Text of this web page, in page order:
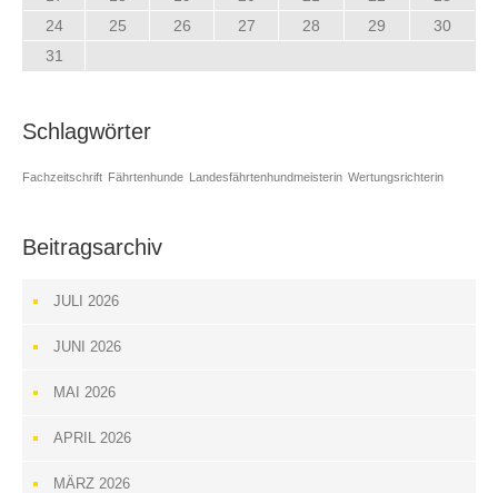
24
25 26 27 28 29
30
31
Schlagwörter
Fachzeitschrift Fährtenhunde Landesfährtenhundmeisterin Wertungsrichterin
Beitragsarchiv
JULI 2026
JUNI 2026
MAI 2026
APRIL 2026
MÄRZ 2026